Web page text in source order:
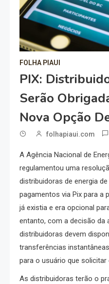
FOLHA PIAUI
PIX:
Serão
Nova Opção
folhapiaui.com
A Agência Nacional de
regulamentou uma
distribuidoras de energia
pagamentos via Pix para a
já existia e era opcional
entanto, com a decisão da
distribuidoras devem
transferências
para o usuário que
As distribuidoras terão o